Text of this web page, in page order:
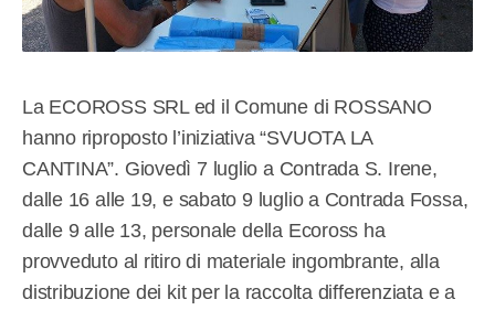
La ECOROSS SRL ed il Comune di ROSSANO
hanno riproposto l’iniziativa “SVUOTA LA
CANTINA”. Giovedì 7 luglio a Contrada S. Irene,
dalle 16 alle 19, e sabato 9 luglio a Contrada Fossa,
dalle 9 alle 13, personale della Ecoross ha
provveduto al ritiro di materiale ingombrante, alla
distribuzione dei kit per la raccolta differenziata e a